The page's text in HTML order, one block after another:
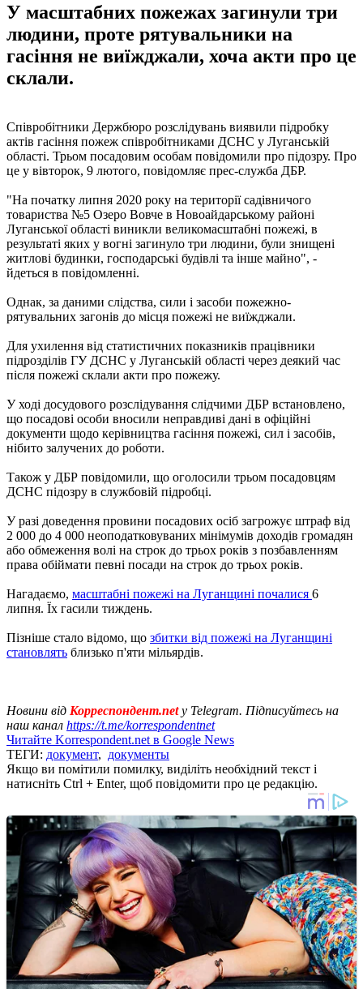
У масштабних пожежах загинули три
людини, проте рятувальники на
гасіння не виїжджали, хоча акти про це
склали.
Співробітники Держбюро розслідувань виявили підробку
актів гасіння пожеж співробітниками ДСНС у Луганській
області. Трьом посадовим особам повідомили про підозру. Про
це у вівторок, 9 лютого, повідомляє прес-служба ДБР.
"На початку липня 2020 року на території садівничого
товариства №5 Озеро Вовче в Новоайдарському районі
Луганської області виникли великомасштабні пожежі, в
результаті яких у вогні загинуло три людини, були знищені
житлові будинки, господарські будівлі та інше майно", -
йдеться в повідомленні.
Однак, за даними слідства, сили і засоби пожежно-
рятувальних загонів до місця пожежі не виїжджали.
Для ухилення від статистичних показників працівники
підрозділів ГУ ДСНС у Луганській області через деякий час
після пожежі склали акти про пожежу.
У ході досудового розслідування слідчими ДБР встановлено,
що посадові особи вносили неправдиві дані в офіційні
документи щодо керівництва гасіння пожежі, сил і засобів,
нібито залучених до роботи.
Також у ДБР повідомили, що оголосили трьом посадовцям
ДСНС підозру в службовій підробці.
У разі доведення провини посадових осіб загрожує штраф від
2 000 до 4 000 неоподатковуваних мінімумів доходів громадян
або обмеження волі на строк до трьох років з позбавленням
права обіймати певні посади на строк до трьох років.
Нагадаємо, масштабні пожежі на Луганщині почалися 6
липня. Їх гасили тиждень.
Пізніше стало відомо, що збитки від пожежі на Луганщині
становлять близько п'яти мільярдів.
Новини від Корреспондент.netу Telegram. Підписуйтесь на
наш канал https://t.me/korrespondentnet
Читайте Korrespondent.net в Google News
ТЕГИ: документ, документы
Якщо ви помітили помилку, виділіть необхідний текст і
натисніть Ctrl + Enter, щоб повідомити про це редакцію.